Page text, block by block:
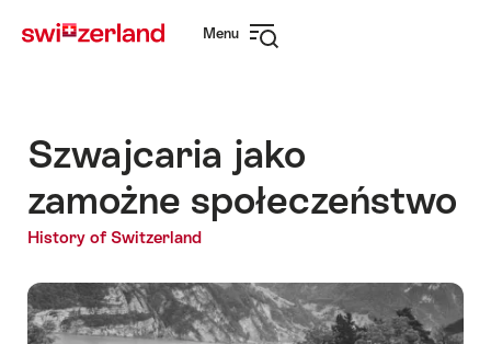
navigation
Menu
Szwajcaria jako
zamożne społeczeństwo
History of Switzerland